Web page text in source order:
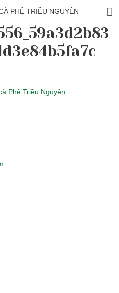
PHÊ TRIỀU NGUYÊN